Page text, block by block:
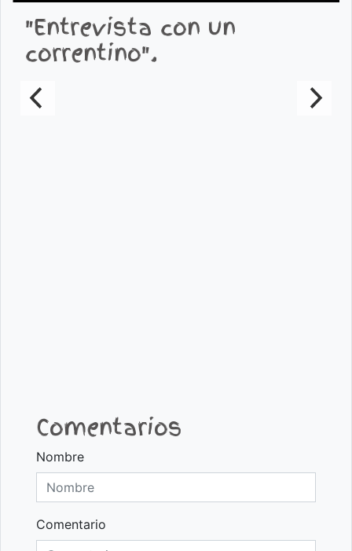
"Entrevista con un
correntino".
Comentarios
Nombre
Comentario